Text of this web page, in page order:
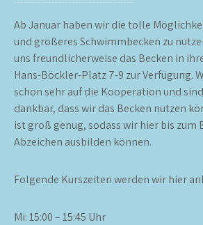
Ab Januar haben wir die tolle
und größeres Schwimmbecken zu
uns freundlicherweise das Becken in
Hans-Böckler-Platz 7-9 zur Verfügung.
schon sehr auf die Kooperation und
dankbar, dass wir das Becken nutzen
ist groß genug, sodass wir hier bis zum
Abzeichen ausbilden können.
Folgende Kurszeiten werden wir hier
Mi: 15:00 – 15:45 Uhr